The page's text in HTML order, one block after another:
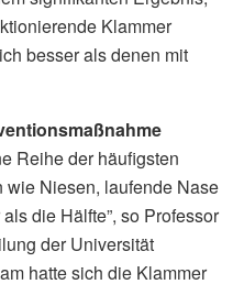
Klammer
besser als denen mit
Reihe der häufigsten
wie Niesen, laufende Nase
die Hälfte”, so Professor
der Universität
hatte sich die Klammer